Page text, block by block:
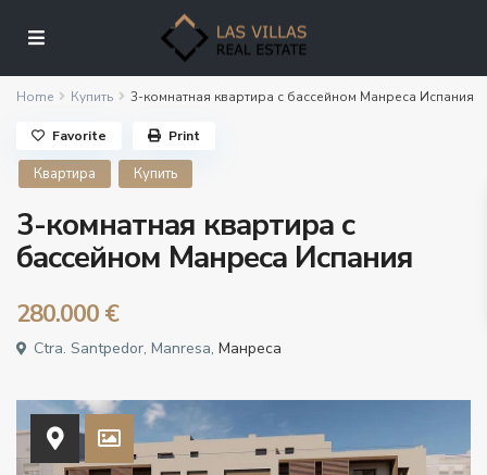
Home Купить 3-комнатная квартира с бассейном Манреса Испания
Квартира Купить
3-комнатная квартира с
бассейном Манреса Испания
280.000 €
Ctra. Santpedor, Manresa,Манреса
Favorite Print